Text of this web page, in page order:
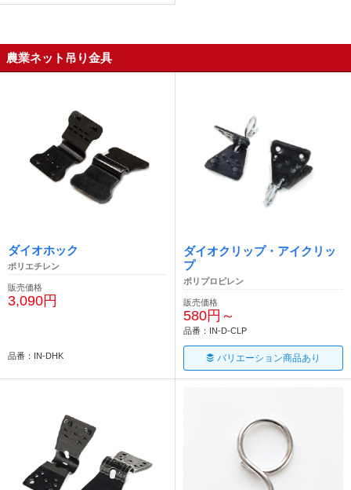
農業ネット吊り金具
ダイオホック
ポリエチレン
販売価格
3,090円
品番：IN-DHK
ダイオクリップ・アイクリッ
プ
ポリプロピレン
販売価格
580円～
品番：IN-D-CLP
バリエーション商品あり